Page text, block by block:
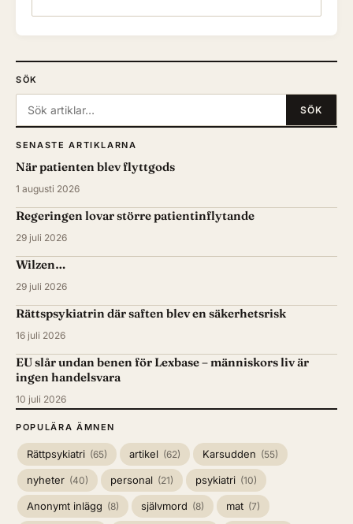
SÖK
Sök: SÖK
SENASTE ARTIKLARNA
När patienten blev flyttgods
1 augusti 2026
Regeringen lovar större patientinflytande
29 juli 2026
Wilzen…
29 juli 2026
Rättspsykiatrin där saften blev en säkerhetsrisk
16 juli 2026
EU slår undan benen för Lexbase – människors liv är
ingen handelsvara
10 juli 2026
POPULÄRA ÄMNEN
Rättpsykiatri (65) artikel (62) Karsudden (55)
nyheter (40) personal (21) psykiatri (10)
Anonymt inlägg (8) självmord (8) mat (7)